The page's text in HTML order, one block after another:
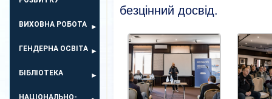
ВИХОВНА РОБОТА
ГЕНДЕРНА ОСВІТА
БІБЛІОТЕКА
НАЦІОНАЛЬНО-
безцінний досвід.